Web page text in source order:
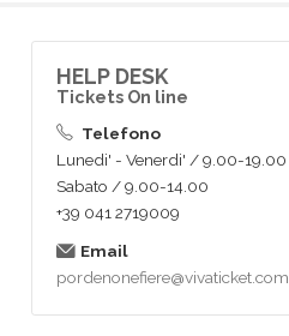
HELP DESK
Tickets On line
Telefono
Lunedi' - Venerdi' / 9.00-19.00
Sabato / 9.00-14.00
+39 041 2719009
Email
pordenonefiere@vivaticket.com